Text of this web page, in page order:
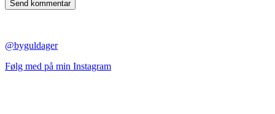
@byguldager
Følg med på min Instagram